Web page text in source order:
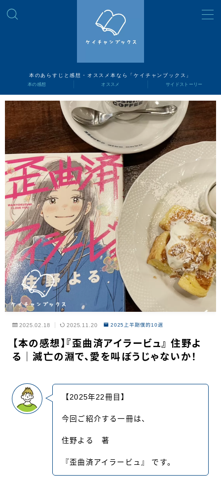
本のあらすじと感想・オススメ本なら「ケイチャンブックス」
本の感想
オススメ
サイドストーリー
本の感想 オススメ サイドストーリー
2025.02.18 2025.11.20 2025上半期僕的10選
【本の感想】『歪曲済アイラービュ』 住野よ
る｜滅亡の淵で、愛を叫ぼうじゃないか！
【2025年22冊目】
今回ご紹介する一冊は、
住野よる 著
『歪曲済アイラービュ』 です。